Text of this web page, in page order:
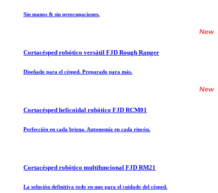
Sin manos & sin preocupaciones.
Cortacésped robótico versátil FJD Rough Ranger
Diseñado para el césped. Preparado para más.
Cortacésped helicoidal robótico FJD RCM01
Perfección en cada brizna. Autonomía en cada rincón.
Cortacésped robótico multifuncional FJD RM21
La solución definitiva todo en uno para el cuidado del césped.